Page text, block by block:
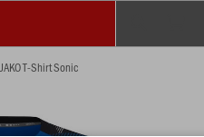
JAKO T-Shirt Sonic